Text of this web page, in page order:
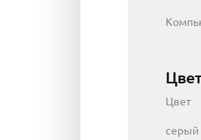
Цвет
серый